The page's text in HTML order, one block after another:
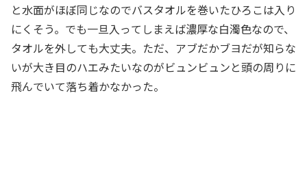
と水面がほぼ同じなのでバスタオルを巻いたひろこは入り
にくそう。でも一旦入ってしまえば濃厚な白濁色なので、
タオルを外しても大丈夫。ただ、アブだかブヨだが知らな
いが大き目のハエみたいなのがビュンビュンと頭の周りに
飛んでいて落ち着かなかった。